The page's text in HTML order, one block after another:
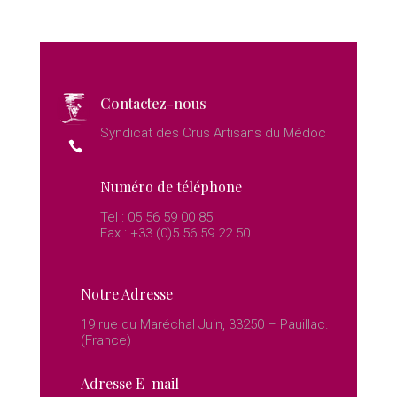
Contactez-nous
Syndicat des Crus Artisans du Médoc
Numéro de téléphone
Tel : 05 56 59 00 85
Fax : +33 (0)5 56 59 22 50
Notre Adresse
19 rue du Maréchal Juin, 33250 – Pauillac.
(France)
Adresse E-mail